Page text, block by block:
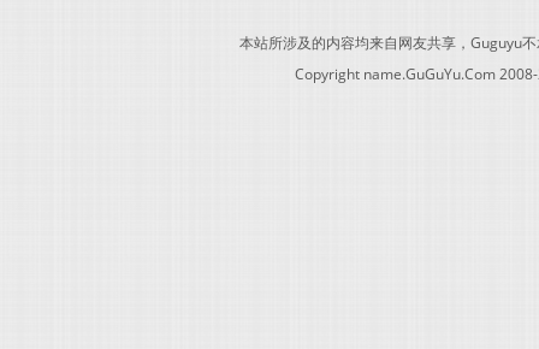
本站所涉及的内容均来自网友共享，Guguyu
Copyright name.GuGuYu.Com